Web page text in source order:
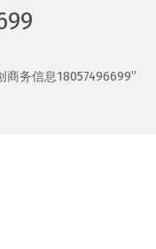
务信息18057496699”